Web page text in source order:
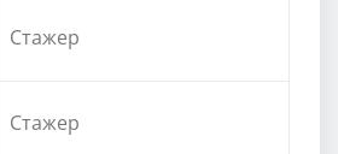
Стажер
Стажер